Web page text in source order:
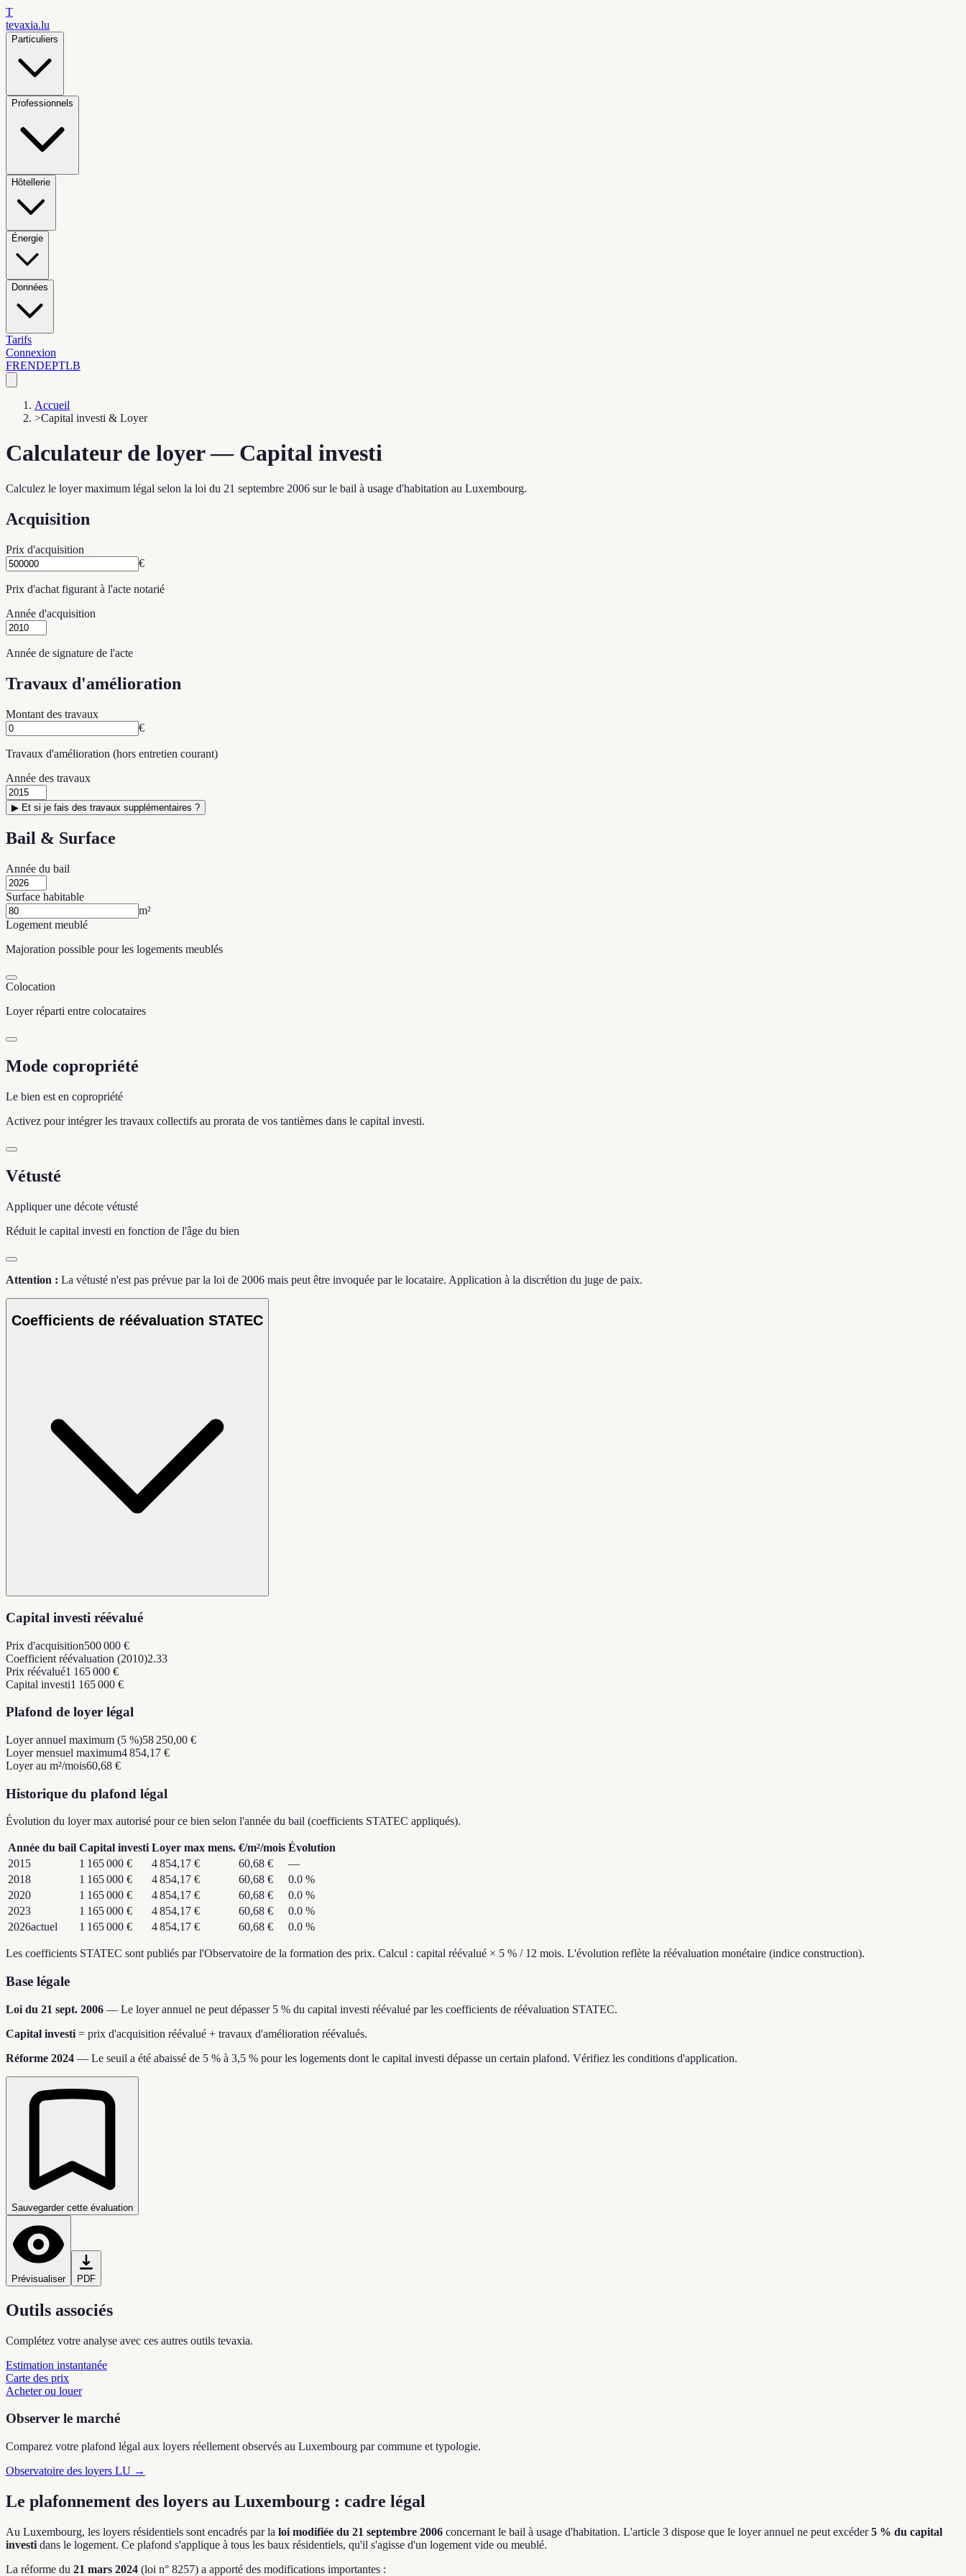
T
tevaxia.lu
Particuliers
Professionnels
Hôtellerie
Énergie
Données
Tarifs
Connexion
FRENDEPTLB
Accueil
>Capital investi & Loyer
Calculateur de loyer — Capital investi
Calculez le loyer maximum légal selon la loi du 21 septembre 2006 sur le bail à usage d'habitation au Luxembourg.
Acquisition
Prix d'acquisition
€
Prix d'achat figurant à l'acte notarié
Année d'acquisition
Année de signature de l'acte
Travaux d'amélioration
Montant des travaux
€
Travaux d'amélioration (hors entretien courant)
Année des travaux
▶ Et si je fais des travaux supplémentaires ?
Bail & Surface
Année du bail
Surface habitable
m²
Logement meublé
Majoration possible pour les logements meublés
Colocation
Loyer réparti entre colocataires
Mode copropriété
Le bien est en copropriété
Activez pour intégrer les travaux collectifs au prorata de vos tantièmes dans le capital investi.
Vétusté
Appliquer une décote vétusté
Réduit le capital investi en fonction de l'âge du bien
Attention : La vétusté n'est pas prévue par la loi de 2006 mais peut être invoquée par le locataire. Application à la discrétion du juge de paix.
Coefficients de réévaluation STATEC
Capital investi réévalué
Prix d'acquisition500 000 €
Coefficient réévaluation (2010)2.33
Prix réévalué1 165 000 €
Capital investi1 165 000 €
Plafond de loyer légal
Loyer annuel maximum (5 %)58 250,00 €
Loyer mensuel maximum4 854,17 €
Loyer au m²/mois60,68 €
Historique du plafond légal
Évolution du loyer max autorisé pour ce bien selon l'année du bail (coefficients STATEC appliqués).
Année du bail Capital investi Loyer max mens. €/m²/mois Évolution
2015
1 165 000 € 4 854,17 € 60,68 €
—
2018
1 165 000 € 4 854,17 € 60,68 € 0.0 %
2020
1 165 000 € 4 854,17 € 60,68 € 0.0 %
2023
1 165 000 € 4 854,17 € 60,68 € 0.0 %
2026actuel 1 165 000 € 4 854,17 € 60,68 € 0.0 %
Les coefficients STATEC sont publiés par l'Observatoire de la formation des prix. Calcul : capital réévalué × 5 % / 12 mois. L'évolution reflète la réévaluation monétaire (indice construction).
Base légale
Loi du 21 sept. 2006 — Le loyer annuel ne peut dépasser 5 % du capital investi réévalué par les coefficients de réévaluation STATEC.
Capital investi = prix d'acquisition réévalué + travaux d'amélioration réévalués.
Réforme 2024 — Le seuil a été abaissé de 5 % à 3,5 % pour les logements dont le capital investi dépasse un certain plafond. Vérifiez les conditions d'application.
Sauvegarder cette évaluation
Prévisualiser PDF
Outils associés
Complétez votre analyse avec ces autres outils tevaxia.
Estimation instantanée
Carte des prix
Acheter ou louer
Observer le marché
Comparez votre plafond légal aux loyers réellement observés au Luxembourg par commune et typologie.
Observatoire des loyers LU →
Le plafonnement des loyers au Luxembourg : cadre légal
Au Luxembourg, les loyers résidentiels sont encadrés par la loi modifiée du 21 septembre 2006 concernant le bail à usage d'habitation. L'article 3 dispose que le loyer annuel ne peut excéder5 % du capital
investi dans le logement. Ce plafond s'applique à tous les baux résidentiels, qu'il s'agisse d'un logement vide ou meublé.
La réforme du 21 mars 2024 (loi n° 8257) a apporté des modifications importantes :